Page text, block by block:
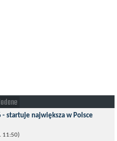
- startuje największa w Polsce
z najbardziej prestiżowych
11:50)